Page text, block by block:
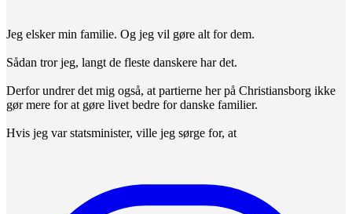
Jeg elsker min familie. Og jeg vil gøre alt for dem.
Sådan tror jeg, langt de fleste danskere har det.
Derfor undrer det mig også, at partierne her på Christiansborg ikke
gør mere for at gøre livet bedre for danske familier.
Hvis jeg var statsminister, ville jeg sørge for, at